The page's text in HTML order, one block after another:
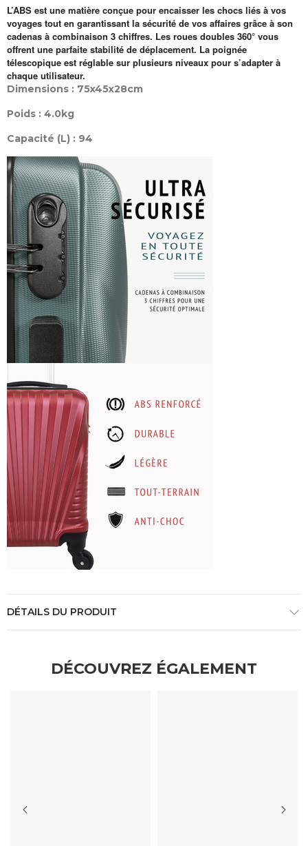
L’ABS est une matière conçue pour encaisser les chocs liés à vos
voyages tout en garantissant la sécurité de vos affaires grâce à son
cadenas à combinaison 3 chiffres. Les roues doubles 360° vous
offrent une parfaite stabilité de déplacement. La poignée
télescopique est réglable sur plusieurs niveaux pour s’adapter à
chaque utilisateur.
Dimensions : 75x45x28cm
Poids : 4.0kg
Capacité (L) : 94
DÉTAILS DU PRODUIT
DÉCOUVREZ ÉGALEMENT